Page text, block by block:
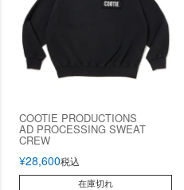
COOTIE PRODUCTIONS
AD PROCESSING SWEAT
CREW
¥28,600税込
在庫切れ